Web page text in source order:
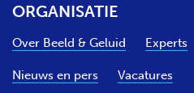
ORGANISATIE
Over Beeld & Geluid Experts
Nieuws en pers Vacatures